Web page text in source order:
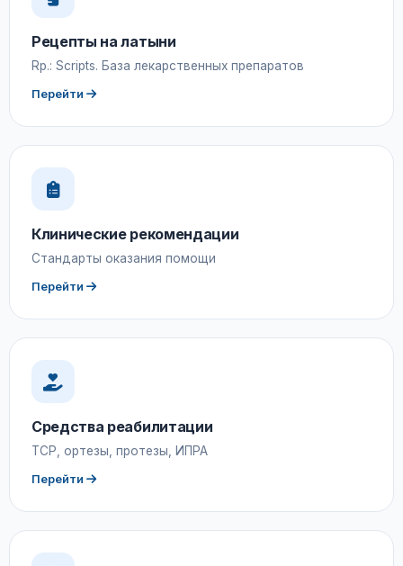
Рецепты на латыни
Rp.: Scripts. База лекарственных препаратов
Перейти
Клинические рекомендации
Стандарты оказания помощи
Перейти
Средства реабилитации
ТСР, ортезы, протезы, ИПРА
Перейти